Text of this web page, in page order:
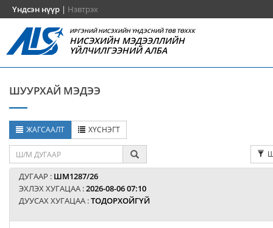
Үндсэн нүүр | Нэвтрэх
ИРГЭНИЙ НИСЭХИЙН ҮНДЭСНИЙ ТӨВ ТӨХХК
НИСЭХИЙН МЭДЭЭЛЛИЙН
ҮЙЛЧИЛГЭЭНИЙ АЛБА
ШУУРХАЙ МЭДЭЭ
ЖАГСААЛТ ХҮСНЭГТ
ДУГААР : ШМ1287/26
ЭХЛЭХ ХУГАЦАА :2026-08-06 07:10
ДУУСАХ ХУГАЦАА :ТОДОРХОЙГҮЙ